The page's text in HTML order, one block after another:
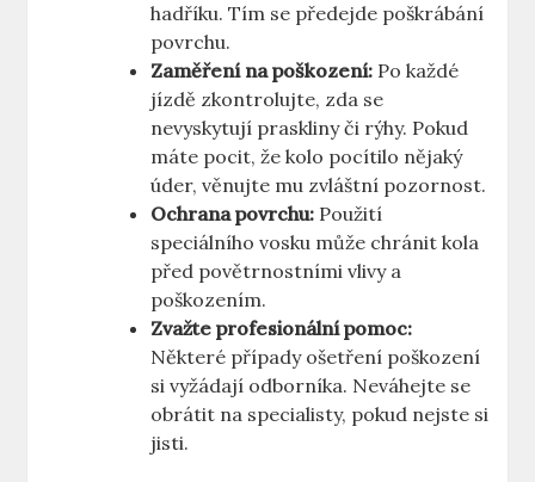
hadříku. Tím se předejde poškrábání
povrchu.
Zaměření na poškození: Po každé
jízdě zkontrolujte, zda se
nevyskytují praskliny či rýhy. Pokud
máte pocit, že kolo pocítilo nějaký
úder, věnujte mu zvláštní pozornost.
Ochrana povrchu: Použití
speciálního vosku může chránit kola
před povětrnostními vlivy a
poškozením.
Zvažte profesionální pomoc:
Některé případy ošetření poškození
si vyžádají odborníka. Neváhejte se
obrátit na specialisty, pokud nejste si
jisti.